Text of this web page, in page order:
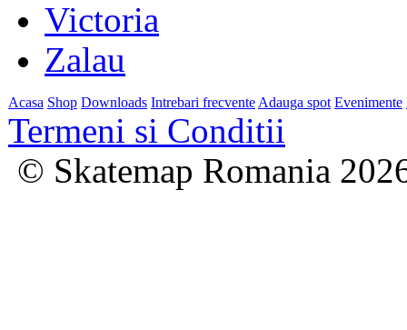
Victoria
Zalau
Acasa Shop Downloads Intrebari frecvente Adauga spot Evenimente
Termeni si Conditii
© Skatemap Romania